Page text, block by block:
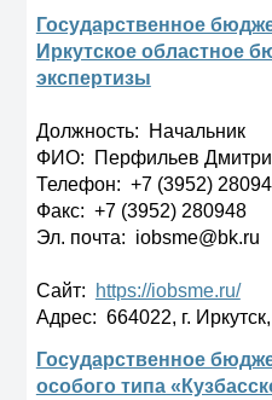
Государственное
Иркутское областное
экспертизы
Должность: Начальник
ФИО: Перфильев
Телефон: +7 (3952)
Факс: +7 (3952) 280948
Эл. почта: iobsme@bk.ru
Сайт: https://iobsme.ru/
Адрес: 664022, г.
Государственное
особого типа